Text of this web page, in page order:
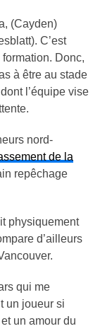
(Cayden)
C’est
Donc,
à être au stade
l’équipe vise
nord-
de la
repêchage
physiquement
d’ailleurs
qui me
un joueur si
un amour du